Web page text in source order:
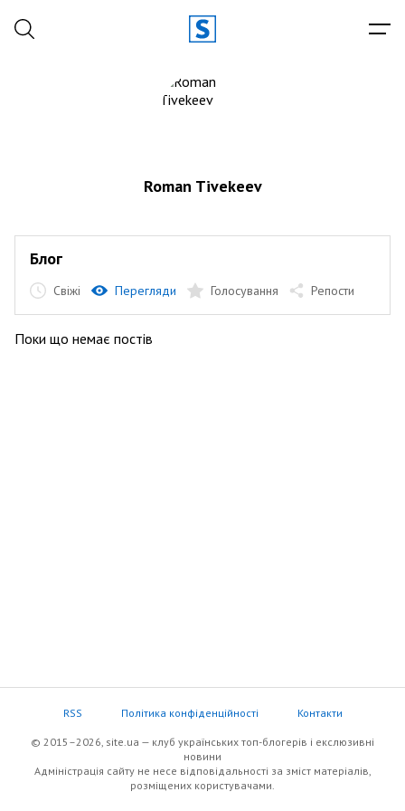
Roman Tivekeev
Блог
Свіжі Перегляди Голосування Репости
Поки що немає постів
RSS Політика конфіденційності Контакти
© 2015–2026, site.ua — клуб українських топ-блогерів i екслюзивнi
новини
Адміністрація сайту не несе відповідальності за зміст матеріалів,
розміщених користувачами.